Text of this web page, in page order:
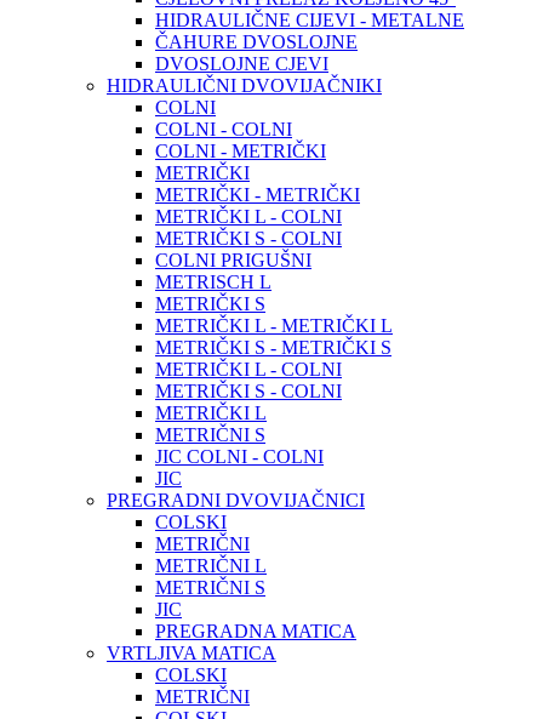
HIDRAULIČNE CIJEVI - METALNE
ČAHURE DVOSLOJNE
DVOSLOJNE CJEVI
HIDRAULIČNI DVOVIJAČNIKI
COLNI
COLNI - COLNI
COLNI - METRIČKI
METRIČKI
METRIČKI - METRIČKI
METRIČKI L - COLNI
METRIČKI S - COLNI
COLNI PRIGUŠNI
METRISCH L
METRIČKI S
METRIČKI L - METRIČKI L
METRIČKI S - METRIČKI S
METRIČKI L - COLNI
METRIČKI S - COLNI
METRIČKI L
METRIČNI S
JIC COLNI - COLNI
JIC
PREGRADNI DVOVIJAČNICI
COLSKI
METRIČNI
METRIČNI L
METRIČNI S
JIC
PREGRADNA MATICA
VRTLJIVA MATICA
COLSKI
METRIČNI